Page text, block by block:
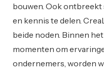
bouwen. Ook
en kennis te delen.
beide noden. Binnen
momenten om
ondernemers, worden